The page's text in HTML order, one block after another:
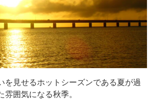
を見せるホットシーズンである夏が過
囲気になる秋季。